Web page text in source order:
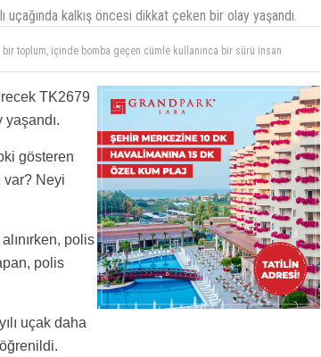
kalkış öncesi dikkat çeken bir olay yaşandı.
TK2679
yaşandı.
gösteren
var? Neyi
polis
polis
uçak daha